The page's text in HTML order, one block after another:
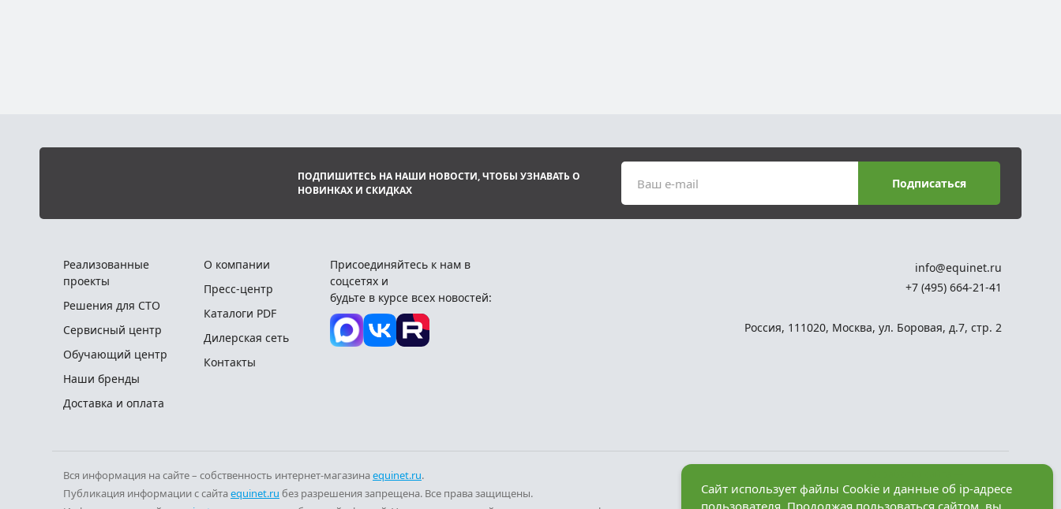
ПОДПИШИТЕСЬ НА НАШИ НОВОСТИ, ЧТОБЫ УЗНАВАТЬ О
НОВИНКАХ И СКИДКАХ
Ваш e-mail Подписаться
Реализованные
проекты
Решения для СТО
Сервисный центр
Обучающий центр
Наши бренды
Доставка и оплата
О компании
Пресс-центр
Каталоги PDF
Дилерская сеть
Контакты
Присоединяйтесь к нам в
соцсетях и
будьте в курсе всех новостей:
info@equinet.ru
+7 (495) 664-21-41
Россия, 111020, Москва, ул. Боровая, д.7, стр. 2
Вся информация на сайте – собственность интернет-магазинаequinet.ru.
Публикация информации с сайтаequinet.ru без разрешения запрещена. Все права защищены.
компания «Факт»
Сайт использует файлы Cookie и данные об ip-адресе
пользователя. Продолжая пользоваться сайтом, вы